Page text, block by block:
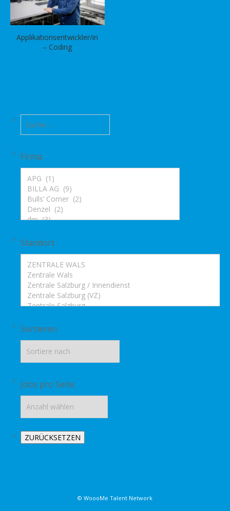
Applikationsentwickler/in
– Coding
Firma
Standort
Sortieren
Jobs pro Seite
© WoooMe Talent Network